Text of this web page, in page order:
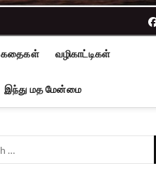
கதைகள் வழிகாட்டிகள்
இந்து மத மேன்மை